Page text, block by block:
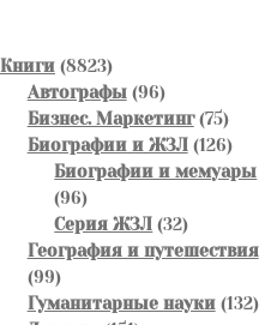
Книги 88238823
товара
Автографы 9696
товаров
Бизнес. Маркетинг 7575
Биографии и ЖЗЛ 126126
Биографии и мемуары
9696
товаров
Серия ЖЗЛ 3232
товара
География и путешествия
9999
товаров
Гуманитарные науки 132132